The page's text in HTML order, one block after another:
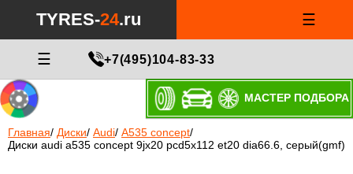
TYRES-24.ru ☰
☰ +7(495)104-83-33
МАСТЕР ПОДБОРА
Главная/ Диски/ Audi/ A535 concept/
Диски audi a535 concept 9jx20 pcd5x112 et20 dia66.6, серый(gmf)